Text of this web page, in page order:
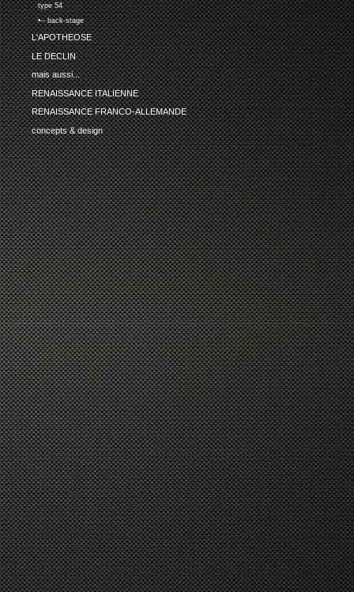
type 54
•-- back-stage
L'APOTHEOSE
LE DECLIN
mais aussi...
RENAISSANCE ITALIENNE
RENAISSANCE FRANCO-ALLEMANDE
concepts & design